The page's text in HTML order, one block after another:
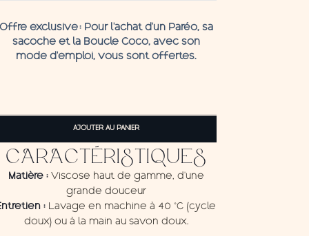
Offre exclusive: Pour l’achat d’un Paréo, sa
sacoche et la Boucle Coco, avec son
mode d'emploi, vous sont offertes.
de
Turtle
2
AJOUTER AU PANIER
CARACTÉRISTIQUES
Matière :Viscose haut de gamme, d'une
grande douceur
: Lavage en machine à 40 °C (cycle
doux) ou à la main au savon doux.